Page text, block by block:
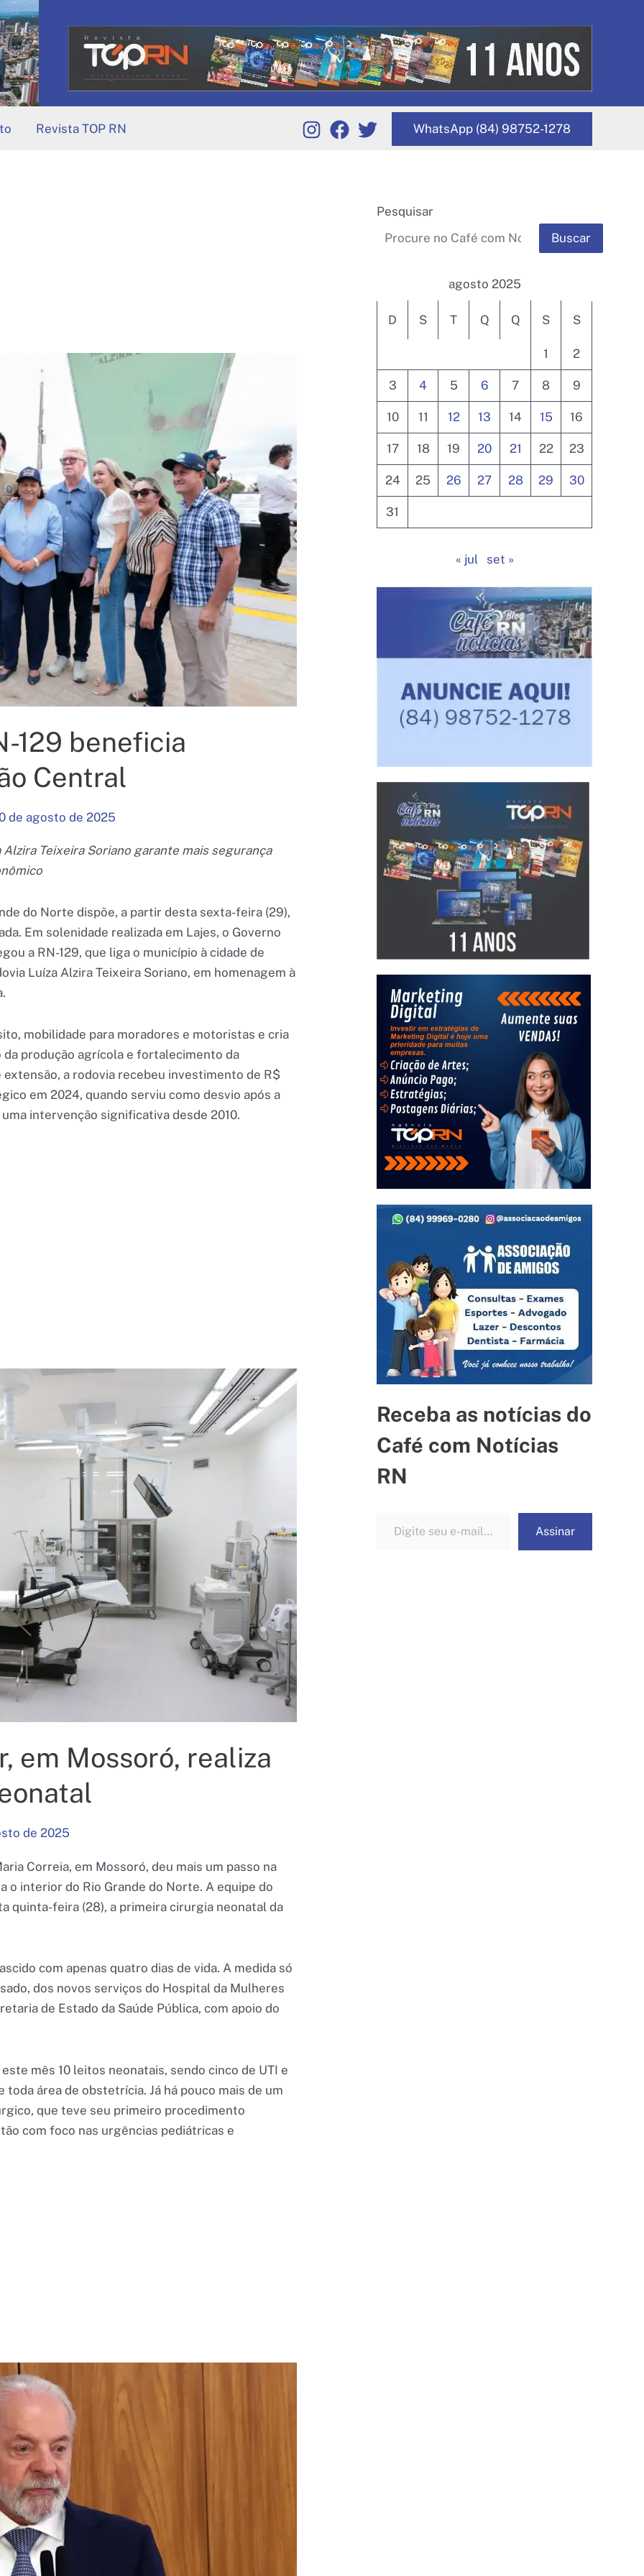
Revista TOP RN WhatsApp (84) 98752-1278
129 beneficia
Central
de agosto de 2025
Teixeira Soriano garante mais segurança
do Norte dispõe, a partir desta sexta-feira (29),
Em solenidade realizada em Lajes, o Governo
a RN-129, que liga o município à cidade de
Luíza Alzira Teixeira Soriano, em homenagem à
mobilidade para moradores e motoristas e cria
produção agrícola e fortalecimento da
a rodovia recebeu investimento de R$
em 2024, quando serviu como desvio após a
intervenção significativa desde 2010.
em Mossoró, realiza
de 2025
Correia, em Mossoró, deu mais um passo na
o interior do Rio Grande do Norte. A equipe do
quinta-feira (28), a primeira cirurgia neonatal da
com apenas quatro dias de vida. A medida só
dos novos serviços do Hospital da Mulheres
de Estado da Saúde Pública, com apoio do
mês 10 leitos neonatais, sendo cinco de UTI e
área de obstetrícia. Já há pouco mais de um
que teve seu primeiro procedimento
com foco nas urgências pediátricas e
Pesquisar
Buscar
agosto 2025
D S T Q Q S S
1 2
3 4 5 6 7 8 9
10 11 12 13 14 15 16
17 18 19 20 21 22 23
24 25 26 27 28 29 30
31
« jul set »
Receba as notícias do
Café com Notícias
RN
Assinar